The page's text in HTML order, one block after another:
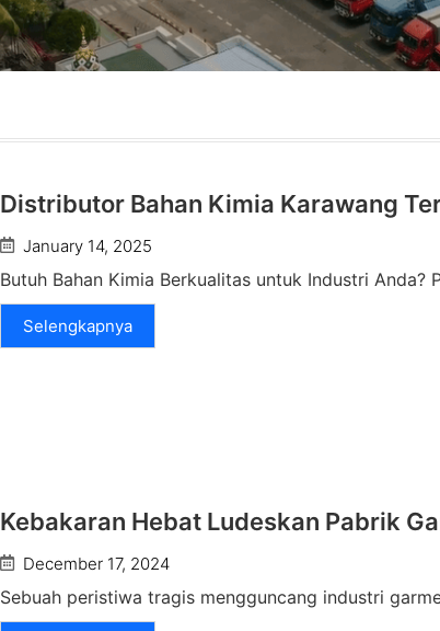
Distributor Bahan Kimia Karawang
January 14, 2025
Butuh Bahan Kimia Berkualitas untuk Industri
Selengkapnya
Kebakaran Hebat Ludeskan Pabrik
December 17, 2024
Sebuah peristiwa tragis mengguncang industri